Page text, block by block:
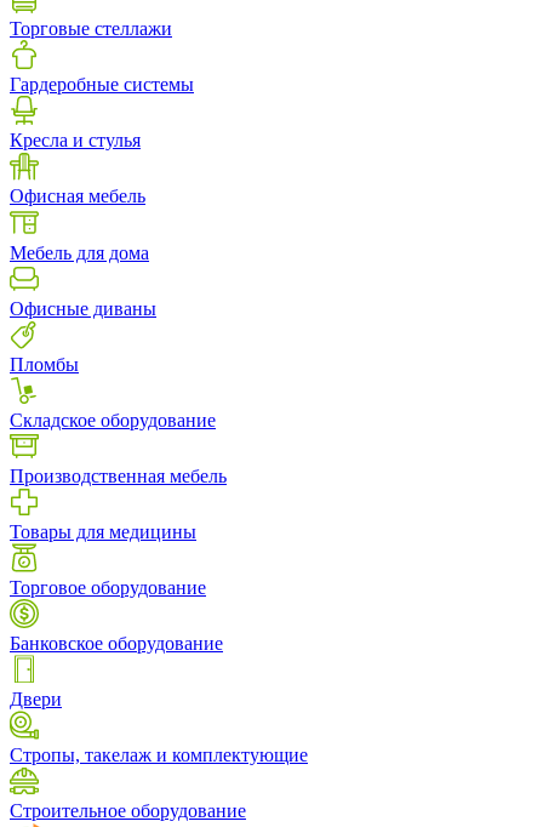
Торговые стеллажи
Гардеробные системы
Кресла и стулья
Офисная мебель
Мебель для дома
Офисные диваны
Пломбы
Складское оборудование
Производственная мебель
Товары для медицины
Торговое оборудование
Банковское оборудование
Двери
Стропы, такелаж и комплектующие
Строительное оборудование